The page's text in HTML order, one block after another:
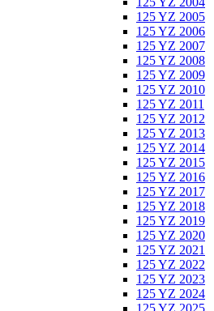
125 YZ 2005
125 YZ 2006
125 YZ 2007
125 YZ 2008
125 YZ 2009
125 YZ 2010
125 YZ 2011
125 YZ 2012
125 YZ 2013
125 YZ 2014
125 YZ 2015
125 YZ 2016
125 YZ 2017
125 YZ 2018
125 YZ 2019
125 YZ 2020
125 YZ 2021
125 YZ 2022
125 YZ 2023
125 YZ 2024
125 YZ 2025